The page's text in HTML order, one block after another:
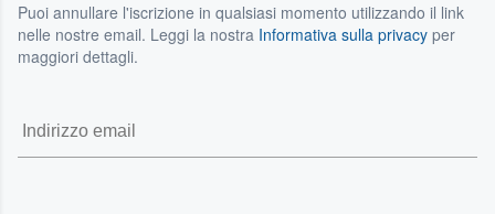
Puoi annullare l'iscrizione in qualsiasi momento utilizzando il link
nelle nostre email. Leggi la nostra Informativa sulla privacy per
maggiori dettagli.